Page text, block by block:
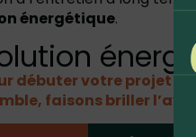
énergétique.
débuter votre projet
faisons briller